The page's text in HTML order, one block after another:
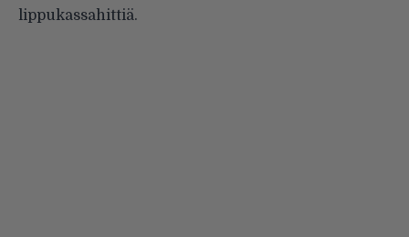
lippukassahittiä.